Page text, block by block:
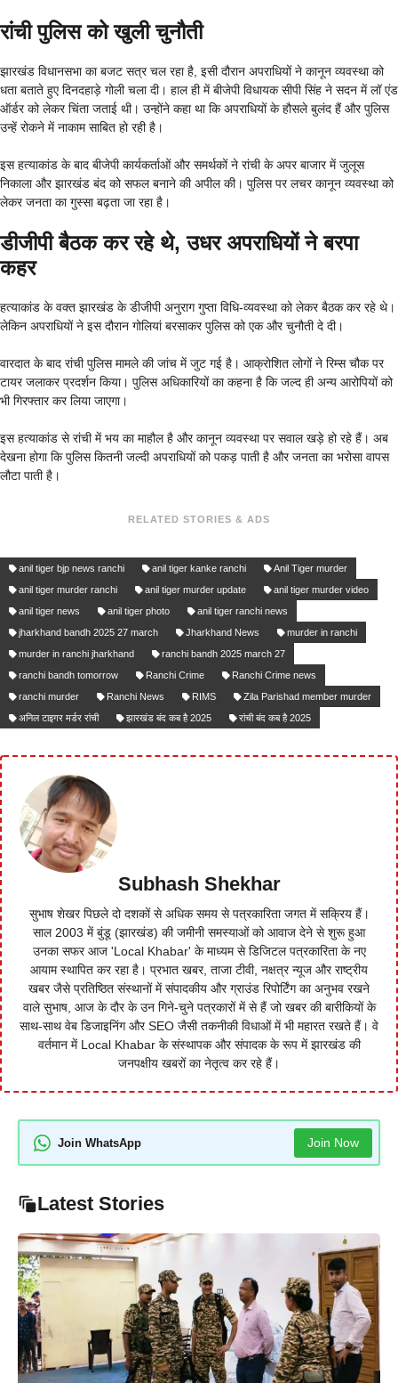
रांची पुलिस को खुली चुनौती
झारखंड विधानसभा का बजट सत्र चल रहा है, इसी दौरान अपराधियों ने कानून व्यवस्था को
धता बताते हुए दिनदहाड़े गोली चला दी। हाल ही में बीजेपी विधायक सीपी सिंह ने सदन में लॉ एंड
ऑर्डर को लेकर चिंता जताई थी। उन्होंने कहा था कि अपराधियों के हौसले बुलंद हैं और पुलिस
उन्हें रोकने में नाकाम साबित हो रही है।
इस हत्याकांड के बाद बीजेपी कार्यकर्ताओं और समर्थकों ने रांची के अपर बाजार में जुलूस
निकाला और झारखंड बंद को सफल बनाने की अपील की। पुलिस पर लचर कानून व्यवस्था को
लेकर जनता का गुस्सा बढ़ता जा रहा है।
डीजीपी बैठक कर रहे थे, उधर अपराधियों ने बरपा
कहर
हत्याकांड के वक्त झारखंड के डीजीपी अनुराग गुप्ता विधि-व्यवस्था को लेकर बैठक कर रहे थे।
लेकिन अपराधियों ने इस दौरान गोलियां बरसाकर पुलिस को एक और चुनौती दे दी।
वारदात के बाद रांची पुलिस मामले की जांच में जुट गई है। आक्रोशित लोगों ने रिम्स चौक पर
टायर जलाकर प्रदर्शन किया। पुलिस अधिकारियों का कहना है कि जल्द ही अन्य आरोपियों को
भी गिरफ्तार कर लिया जाएगा।
इस हत्याकांड से रांची में भय का माहौल है और कानून व्यवस्था पर सवाल खड़े हो रहे हैं। अब
देखना होगा कि पुलिस कितनी जल्दी अपराधियों को पकड़ पाती है और जनता का भरोसा वापस
लौटा पाती है।
RELATED STORIES & ADS
anil tiger bjp news ranchi anil tiger kanke ranchi
Anil Tiger murder
anil tiger murder ranchi
anil tiger murder update
anil tiger murder video
anil tiger news
anil tiger photo
anil tiger ranchi news
jharkhand bandh 2025 27 march
Jharkhand News
murder in ranchi
murder in ranchi jharkhand
ranchi bandh 2025 march 27
ranchi bandh tomorrow
Ranchi Crime
Ranchi Crime news
ranchi murder
Ranchi News RIMS
Zila Parishad member murder
अनिल टाइगर मर्डर रांची
झारखंड बंद कब है 2025 रांची बंद कब है 2025
Subhash Shekhar
सुभाष शेखर पिछले दो दशकों से अधिक समय से पत्रकारिता जगत में सक्रिय हैं।
साल 2003 में बुंडू (झारखंड) की जमीनी समस्याओं को आवाज देने से शुरू हुआ
उनका सफर आज 'Local Khabar' के माध्यम से डिजिटल पत्रकारिता के नए
आयाम स्थापित कर रहा है। प्रभात खबर, ताजा टीवी, नक्षत्र न्यूज और राष्ट्रीय
खबर जैसे प्रतिष्ठित संस्थानों में संपादकीय और ग्राउंड रिपोर्टिंग का अनुभव रखने
वाले सुभाष, आज के दौर के उन गिने-चुने पत्रकारों में से हैं जो खबर की बारीकियों के
साथ-साथ वेब डिजाइनिंग और SEO जैसी तकनीकी विधाओं में भी महारत रखते हैं। वे
वर्तमान में Local Khabar के संस्थापक और संपादक के रूप में झारखंड की
जनपक्षीय खबरों का नेतृत्व कर रहे हैं।
Join WhatsApp Join Now
Latest Stories